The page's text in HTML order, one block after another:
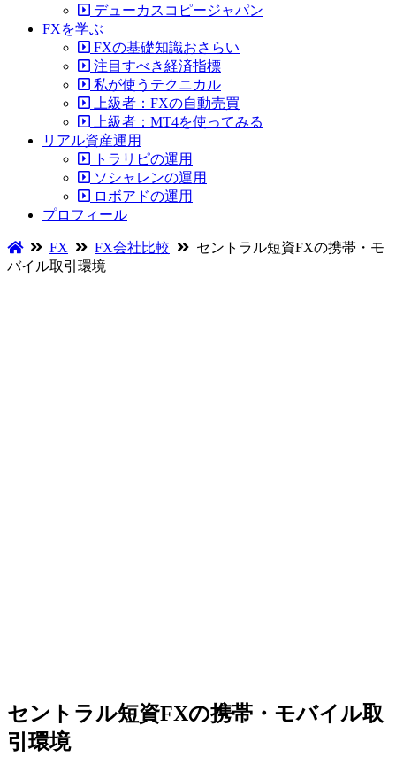
デューカスコピージャパン
FXを学ぶ
FXの基礎知識おさらい
注目すべき経済指標
私が使うテクニカル
上級者：FXの自動売買
上級者：MT4を使ってみる
リアル資産運用
トラリピの運用
ソシャレンの運用
ロボアドの運用
プロフィール
FX FX会社比較
セントラル短資FXの携帯・モ
バイル取引環境
セントラル短資FXの携帯・モバイル取
引環境